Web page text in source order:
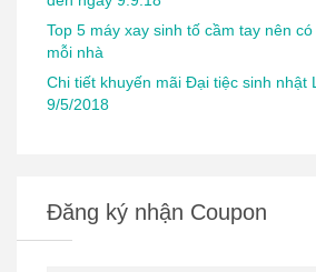
Top 5 máy xay sinh tố cầm tay nên
mỗi nhà
Chi tiết khuyến mãi Đại tiệc sinh nhật
9/5/2018
Đăng ký nhận Coupon